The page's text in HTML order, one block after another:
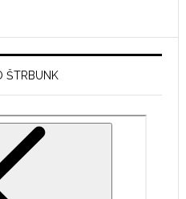
ŠTRBUNK